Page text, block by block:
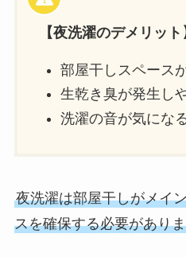
【夜洗濯のデメリット
部屋干しスペース
生乾き臭が発生し
洗濯の音が気にな
夜洗濯は部屋干しがメイ
スを確保する必要があり